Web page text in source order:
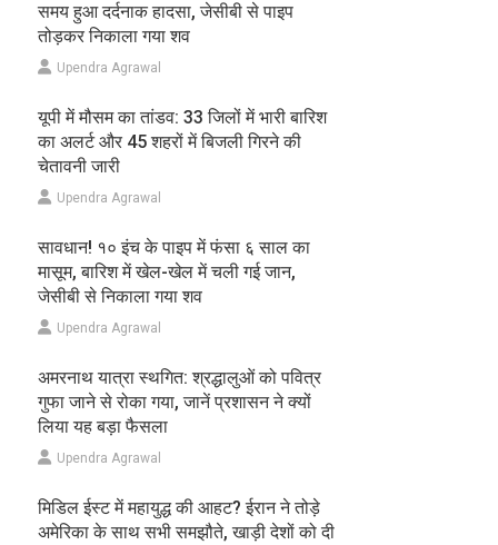
समय हुआ दर्दनाक हादसा, जेसीबी से पाइप
तोड़कर निकाला गया शव
Upendra Agrawal
यूपी में मौसम का तांडव: 33 जिलों में भारी बारिश
का अलर्ट और 45 शहरों में बिजली गिरने की
चेतावनी जारी
Upendra Agrawal
सावधान! १० इंच के पाइप में फंसा ६ साल का
मासूम, बारिश में खेल-खेल में चली गई जान,
जेसीबी से निकाला गया शव
Upendra Agrawal
अमरनाथ यात्रा स्थगित: श्रद्धालुओं को पवित्र
गुफा जाने से रोका गया, जानें प्रशासन ने क्यों
लिया यह बड़ा फैसला
Upendra Agrawal
मिडिल ईस्ट में महायुद्ध की आहट? ईरान ने तोड़े
अमेरिका के साथ सभी समझौते, खाड़ी देशों को दी